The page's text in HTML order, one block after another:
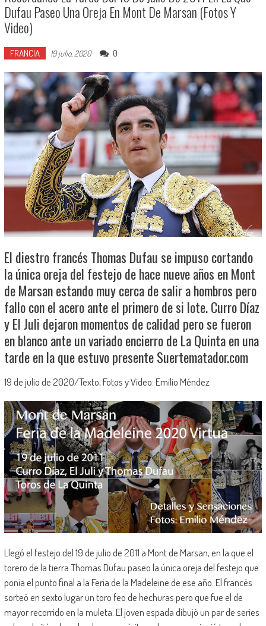
Dufau Paseo Una Oreja En Mont De Marsan (Fotos Y
Video)
FRANCIA 19 julio, 2020 0
El diestro francés Thomas Dufau se impuso cortando
la única oreja del festejo de hace nueve años en Mont
de Marsan estando muy cerca de salir a hombros pero
fallo con el acero ante el primero de si lote. Curro Díaz
y El Juli dejaron momentos de calidad pero se fueron
en blanco ante un variado encierro de La Quinta en una
tarde en la que estuvo presente Suertematador.com
19 de julio de 2020/Texto, Fotos y Video: Emilio Méndez
Llegó el festejo del 19 de julio de 2011 a Mont de Marsan, en la que el
torero de la tierra Thomas Dufau paseo la única oreja del festejo que
ponía el punto final a la Feria de la Madeleine de ese año. El francés
sorteó en sexto lugar un toro feo de hechuras pero que fue el de
mayor recorrido en la muleta. El joven espada dibujó un par de series